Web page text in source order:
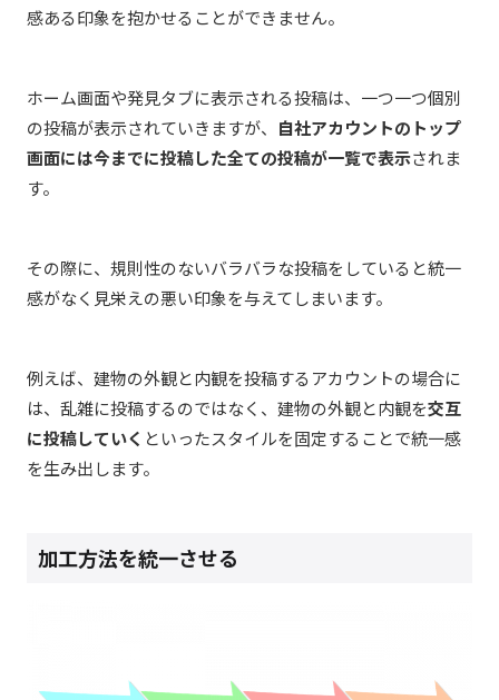
感ある印象を抱かせることができません。
ホーム画面や発見タブに表示される投稿は、一つ一つ個別
の投稿が表示されていきますが、 自社アカウントのトップ
画面には今までに投稿した全ての投稿が一覧で表示されま
す。
その際に、規則性のないバラバラな投稿をしていると統一
感がなく見栄えの悪い印象を与えてしまいます。
例えば、建物の外観と内観を投稿するアカウントの場合に
は、乱雑に投稿するのではなく、建物の外観と内観を交互
に投稿していく といったスタイルを固定することで統一感
を生み出します。
加工方法を統一させる